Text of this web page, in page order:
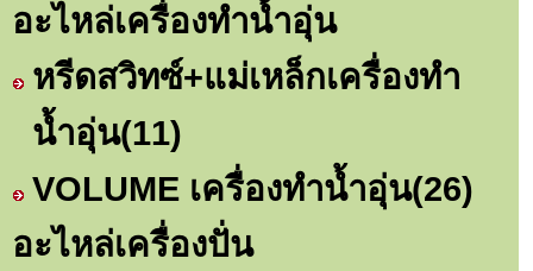
อะไหล่เครื่องทำน้ำอุ่น
หรีดสวิทซ์+แม่เหล็กเครื่องทำ
น้ำอุ่น(11)
VOLUME เครื่องทำน้ำอุ่น(26)
อะไหล่เครื่องปั่น